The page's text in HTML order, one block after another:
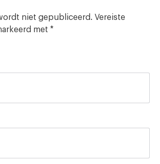
niet gepubliceerd. Vereiste
met *